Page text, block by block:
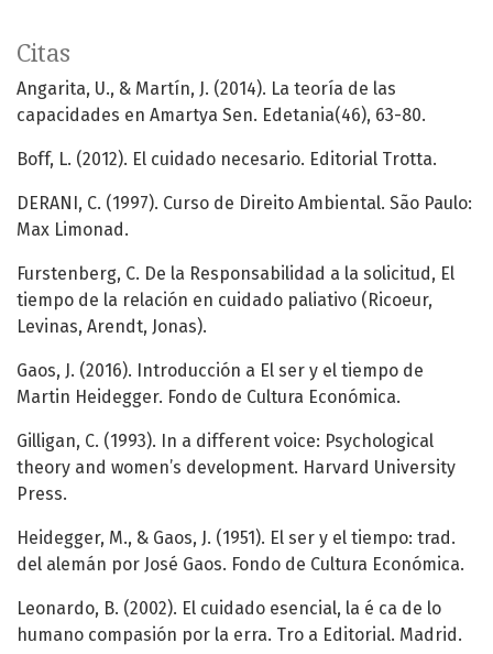
Citas
Angarita, U., & Martín, J. (2014). La teoría de las
capacidades en Amartya Sen. Edetania(46), 63-80.
Boff, L. (2012). El cuidado necesario. Editorial Trotta.
DERANI, C. (1997). Curso de Direito Ambiental. São Paulo:
Max Limonad.
Furstenberg, C. De la Responsabilidad a la solicitud, El
tiempo de la relación en cuidado paliativo (Ricoeur,
Levinas, Arendt, Jonas).
Gaos, J. (2016). Introducción a El ser y el tiempo de
Martin Heidegger. Fondo de Cultura Económica.
Gilligan, C. (1993). In a different voice: Psychological
theory and women’s development. Harvard University
Press.
Heidegger, M., & Gaos, J. (1951). El ser y el tiempo: trad.
del alemán por José Gaos. Fondo de Cultura Económica.
Leonardo, B. (2002). El cuidado esencial, la é ca de lo
humano compasión por la erra. Tro a Editorial. Madrid.